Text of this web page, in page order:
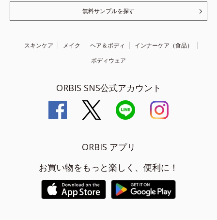
無料サンプルを探す
スキンケア メイク ヘア＆ボディ
インナーケア（食品）
ボディウェア
ORBIS SNS公式アカウント
ORBIS アプリ
お買い物をもっと楽しく、便利に！